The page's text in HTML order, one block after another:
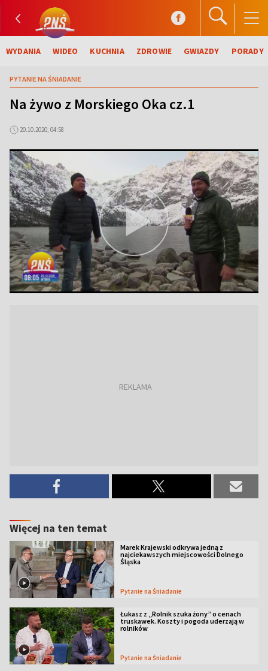
WYDANIA WIDEO KUCHNIA ZDROWIE GWIAZDY PORADY
PYTANIE NA ŚNIADANIE
Na żywo z Morskiego Oka cz.1
20.10.2020, 04:58
Więcej na ten temat
Marek Krajewski odkrywa jedną z
najciekawszych miejscowości Dolnego
Śląska
Pytanie na Śniadanie
Łukasz z „Rolnik szuka żony” o cenach
truskawek. Koszty i pogoda uderzają w
rolników
Pytanie na Śniadanie